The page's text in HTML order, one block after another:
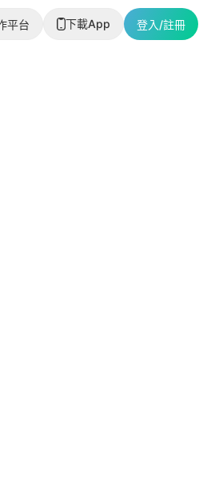
平台 下載App 登入/註冊